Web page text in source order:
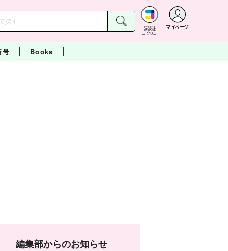
講談社
コクリコ
マイページ
号 Books
編集部からのお知らせ